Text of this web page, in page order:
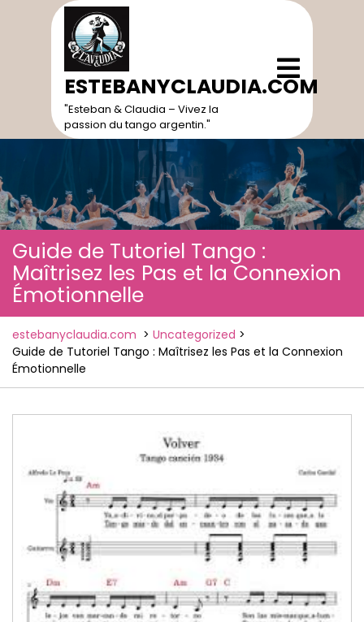
ESTEBANYCLAUDIA.COM
"Esteban & Claudia – Vivez la
passion du tango argentin."
Open
Menu
Guide de Tutoriel Tango :
Maîtrisez les Pas et la Connexion
Émotionnelle
estebanyclaudia.com > Uncategorized >
Guide de Tutoriel Tango : Maîtrisez les Pas et la Connexion
Émotionnelle